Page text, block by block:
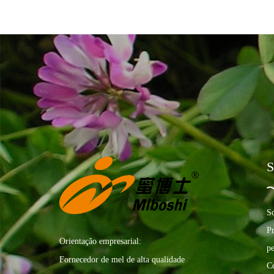
Orientação empresarial:
Fornecedor de mel de alta qualidade